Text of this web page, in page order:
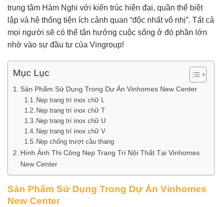
trung tâm Hàm Nghi với kiến trúc hiện đại, quần thể biệt
lập và hệ thống tiện ích cảnh quan “độc nhất vô nhị”. Tất cả
mọi người sẽ có thể tận hưởng cuộc sống ở đó phần lớn
nhờ vào sự đầu tư của Vingroup!
Mục Lục
Sản Phẩm Sử Dụng Trong Dự Án Vinhomes New Center
Nẹp trang trí inox chữ L
Nẹp trang trí inox chữ T
Nẹp trang trí inox chữ U
Nẹp trang trí inox chữ V
Nẹp chống trượt cầu thang
Hình Ảnh Thi Công Nẹp Trang Trí Nội Thất Tại Vinhomes
New Center
Sản Phẩm Sử Dụng Trong Dự Án Vinhomes
New Center